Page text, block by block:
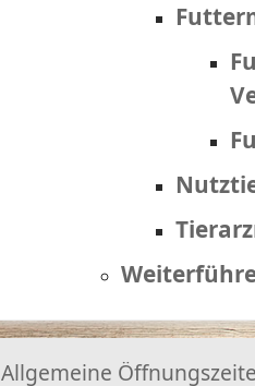
Allgemeine